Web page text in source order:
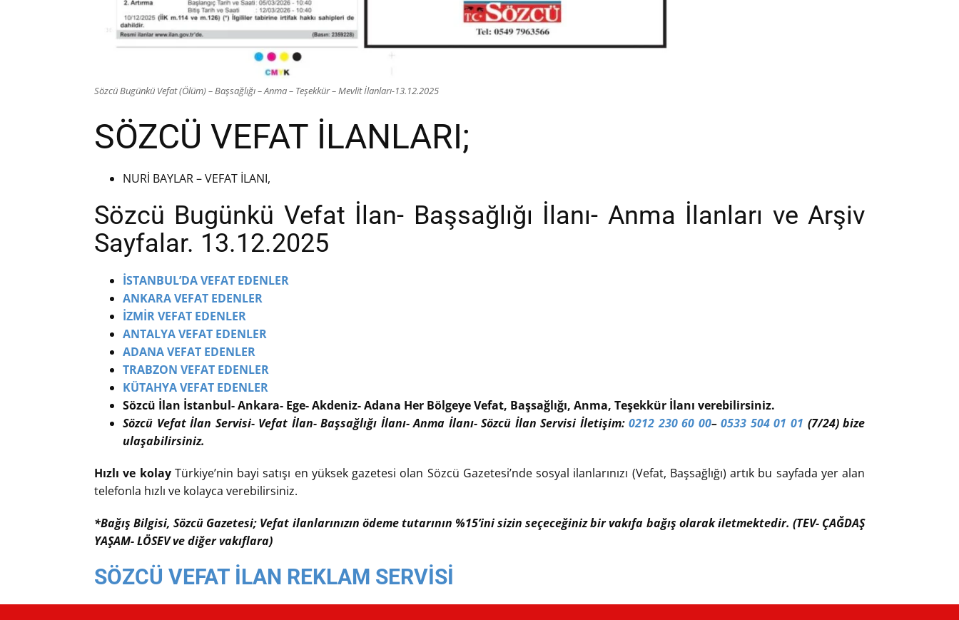
Sözcü Bugünkü Vefat (Ölüm) – Başsağlığı – Anma – Teşekkür – Mevlit İlanları-13.12.2025
SÖZCÜ VEFAT İLANLARI;
NURİ BAYLAR – VEFAT İLANI,
Sözcü Bugünkü Vefat İlan- Başsağlığı İlanı- Anma İlanları ve Arşiv
Sayfalar. 13.12.2025
İSTANBUL’DA VEFAT EDENLER
ANKARA VEFAT EDENLER
İZMİR VEFAT EDENLER
ANTALYA VEFAT EDENLER
ADANA VEFAT EDENLER
TRABZON VEFAT EDENLER
KÜTAHYA VEFAT EDENLER
Sözcü İlan İstanbul- Ankara- Ege- Akdeniz- Adana Her Bölgeye Vefat, Başsağlığı, Anma, Teşekkür İlanı verebilirsiniz.
Sözcü Vefat İlan Servisi- Vefat İlan- Başsağlığı İlanı- Anma İlanı- Sözcü İlan Servisi İletişim:0212 230 60 00–0533 504 01 01 (7/24) bize
ulaşabilirsiniz.
Hızlı ve kolayTürkiye’nin bayi satışı en yüksek gazetesi olan Sözcü Gazetesi’nde sosyal ilanlarınızı (Vefat, Başsağlığı) artık bu sayfada yer alan
telefonla hızlı ve kolayca verebilirsiniz.
*Bağış Bilgisi, Sözcü Gazetesi; Vefat ilanlarınızın ödeme tutarının %15’ini sizin seçeceğiniz bir vakıfa bağış olarak iletmektedir. (TEV- ÇAĞDAŞ
YAŞAM- LÖSEV ve diğer vakıflara)
SÖZCÜ VEFAT İLAN REKLAM SERVİSİ